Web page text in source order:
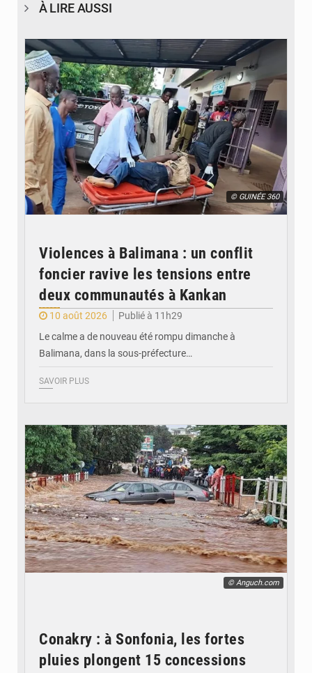
À LIRE AUSSI
© GUINÉE 360
Violences à Balimana : un conflit
foncier ravive les tensions entre
deux communautés à Kankan
10 août 2026
Publié à 11h29
Le calme a de nouveau été rompu dimanche à
Balimana, dans la sous-préfecture…
SAVOIR PLUS
© Anguch.com
Conakry : à Sonfonia, les fortes
pluies plongent 15 concessions